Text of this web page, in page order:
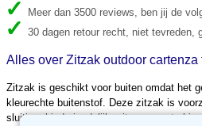
Meer dan 3500 reviews, ben jij de
30 dagen retour recht, niet tevreden,
Alles over Zitzak outdoor cartenza
Zitzak is geschikt voor buiten omdat het
kleurechte buitenstof. Deze zitzak is
sluiting, kindvriendelijke rits en aparte